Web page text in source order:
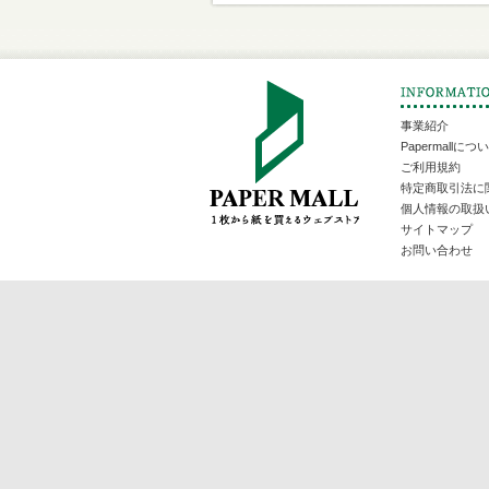
事業紹介
Papermallにつ
ご利用規約
特定商取引法に
個人情報の取扱
サイトマップ
お問い合わせ